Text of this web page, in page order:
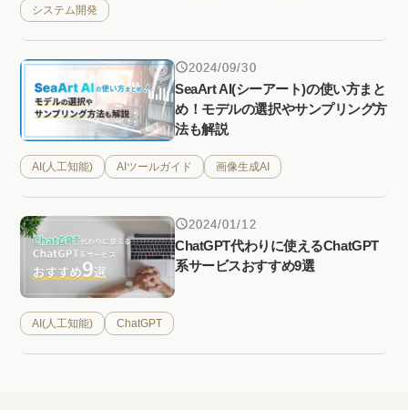
システム開発
2024/09/30
SeaArt AI(シーアート)の使い方まと
め！モデルの選択やサンプリング方
法も解説
AI(人工知能) AIツールガイド 画像生成AI
2024/01/12
ChatGPT代わりに使えるChatGPT
系サービスおすすめ9選
AI(人工知能) ChatGPT